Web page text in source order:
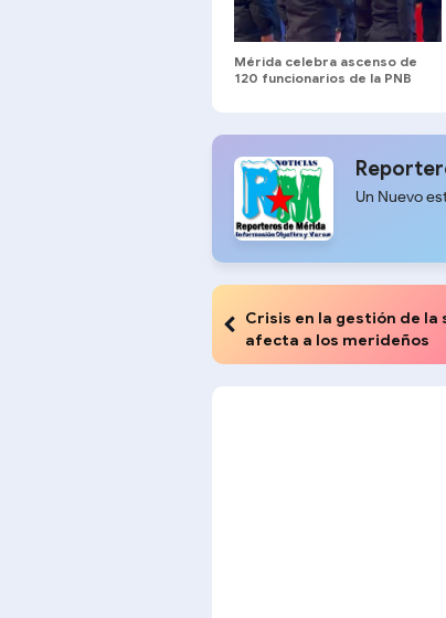
Mérida celebra ascenso de
120 funcionarios de la PNB
Un Nuevo
Crisis en la gestión de la
afecta a los merideños